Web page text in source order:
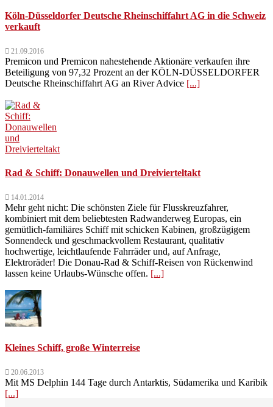
Köln-Düsseldorfer Deutsche Rheinschiffahrt AG in die Schweiz
verkauft
21.09.2016
Premicon und Premicon nahestehende Aktionäre verkaufen ihre
Beteiligung von 97,32 Prozent an der KÖLN-DÜSSELDORFER
Deutsche Rheinschiffahrt AG an River Advice [...]
Rad & Schiff: Donauwellen und Dreivierteltakt
14.01.2014
Mehr geht nicht: Die schönsten Ziele für Flusskreuzfahrer,
kombiniert mit dem beliebtesten Radwanderweg Europas, ein
gemütlich-familiäres Schiff mit schicken Kabinen, großzügigem
Sonnendeck und geschmackvollem Restaurant, qualitativ
hochwertige, leichtlaufende Fahrräder und, auf Anfrage,
Elektroräder! Die Donau-Rad & Schiff-Reisen von Rückenwind
lassen keine Urlaubs-Wünsche offen. [...]
Kleines Schiff, große Winterreise
20.06.2013
Mit MS Delphin 144 Tage durch Antarktis, Südamerika und Karibik
[...]